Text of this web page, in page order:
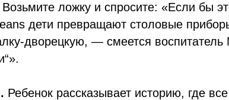
Возьмите ложку и спросите: «Если бы
дети превращают столовые
дворецкую, — смеется
Ребенок рассказывает историю, где